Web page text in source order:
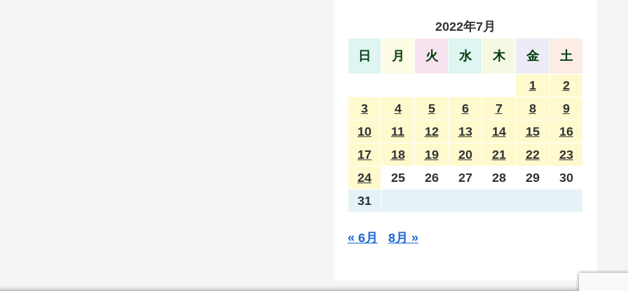
2022年7月
日 月 火 水 木 金 土
1
2
3
4 5 6 7 8
9
10
11 12 13 14 15
16
17
18 19 20 21 22
23
24
25 26 27 28 29
30
31
« 6月 8月 »